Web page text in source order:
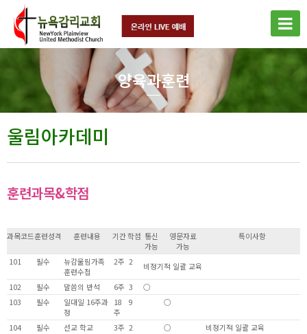
양육과훈련
울림아카데미
훈련과목&학점
과목코드훈련성격 훈련내용 기간학점 통신
가능
영문자료
가능
특이사항
101 필수
뉴감울림가족
훈련수첩
2주 2
비정기적 일괄 교육
102
필수 말씀의 반석 6주 3
○
103
필수
일대일 16주과
정
18
주
9 ○
104 필수 선교 학교 3주 2 ○
비정기적 일괄 교육